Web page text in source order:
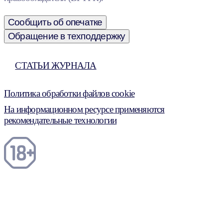
Сообщить об опечатке
Обращение в техподдержку
СТАТЬИ ЖУРНАЛА
Политика обработки файлов cookie
На информационном ресурсе применяются
рекомендательные технологии